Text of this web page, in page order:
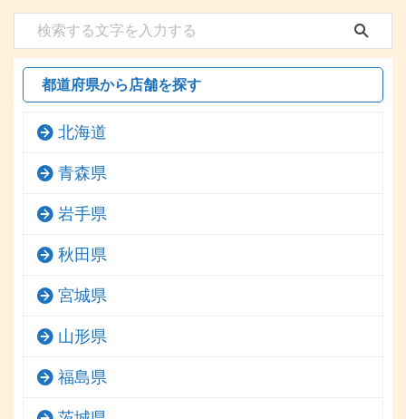
都道府県から店舗を探す
北海道
青森県
岩手県
秋田県
宮城県
山形県
福島県